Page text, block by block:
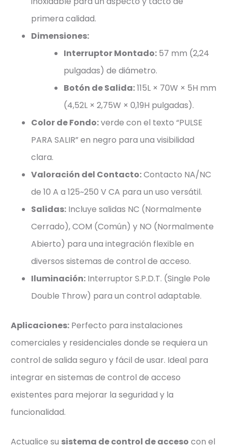
primera calidad.
Dimensiones:
Interruptor Montado: 57 mm (2,24
pulgadas) de diámetro.
Botón de Salida:115L × 70W × 5H mm
(4,52L × 2,75W × 0,19H pulgadas).
Color de Fondo:verde con el texto “PULSE
PARA SALIR” en negro para una visibilidad
clara.
Valoración del Contacto:Contacto NA/NC
de 10 A a 125~250 V CA para un uso versátil.
Salidas: Incluye salidas NC (Normalmente
Cerrado), COM (Común) y NO (Normalmente
Abierto) para una integración flexible en
diversos sistemas de control de acceso.
Iluminación: Interruptor S.P.D.T. (Single Pole
Double Throw) para un control adaptable.
Aplicaciones: Perfecto para instalaciones
comerciales y residenciales donde se requiera un
control de salida seguro y fácil de usar. Ideal para
integrar en sistemas de control de acceso
existentes para mejorar la seguridad y la
funcionalidad.
Actualice su sistema de control de acceso con el